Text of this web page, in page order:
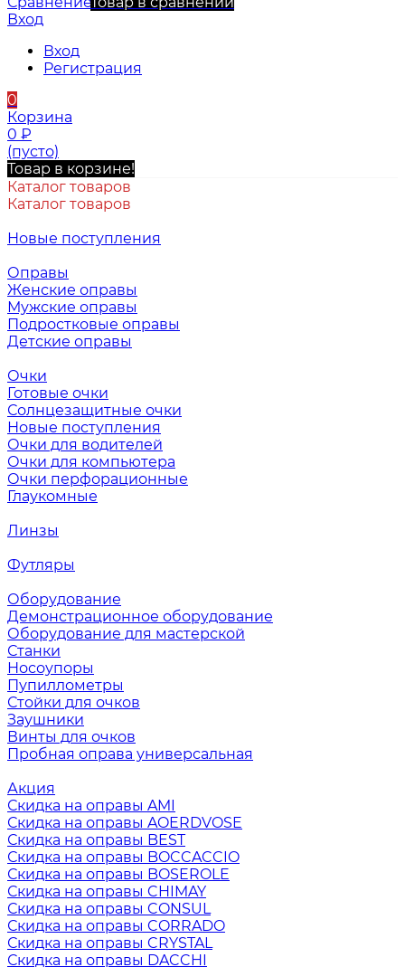
Вход
Вход
Регистрация
0
Корзина
0 ₽
(пусто)
Товар в корзине!
Каталог товаров
Каталог товаров
Новые поступления
Оправы
Женские оправы
Мужские оправы
Подростковые оправы
Детские оправы
Очки
Готовые очки
Солнцезащитные очки
Новые поступления
Очки для водителей
Очки для компьютера
Очки перфорационные
Глаукомные
Линзы
Футляры
Оборудование
Демонстрационное оборудование
Оборудование для мастерской
Станки
Носоупоры
Пупиллометры
Стойки для очков
Заушники
Винты для очков
Пробная оправа универсальная
Акция
Скидка на оправы AMI
Скидка на оправы AOERDVOSE
Скидка на оправы BEST
Скидка на оправы BOCCACCIO
Скидка на оправы BOSEROLE
Скидка на оправы CHIMAY
Скидка на оправы CONSUL
Скидка на оправы CORRADO
Скидка на оправы CRYSTAL
Скидка на оправы DACCHI